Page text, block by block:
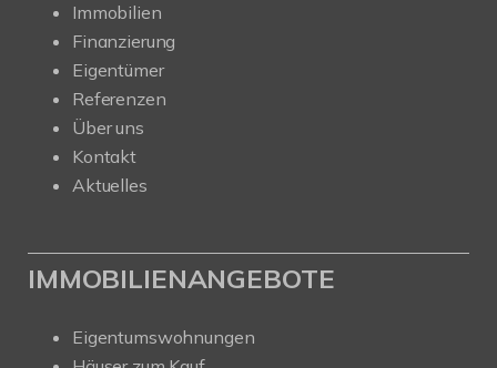
Immobilien
Finanzierung
Eigentümer
Referenzen
Über uns
Kontakt
Aktuelles
IMMOBILIENANGEBOTE
Eigentumswohnungen